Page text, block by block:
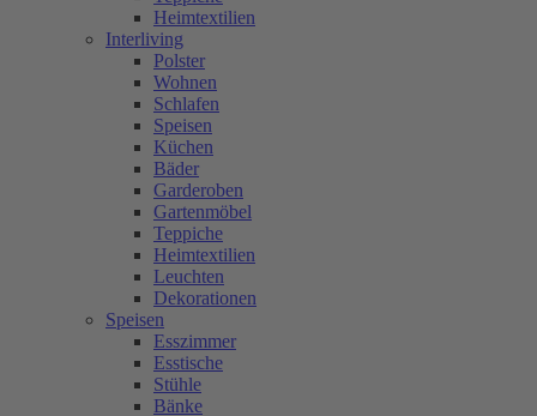
Heimtextilien
Interliving
Polster
Wohnen
Schlafen
Speisen
Küchen
Bäder
Garderoben
Gartenmöbel
Teppiche
Heimtextilien
Leuchten
Dekorationen
Speisen
Esszimmer
Esstische
Stühle
Bänke